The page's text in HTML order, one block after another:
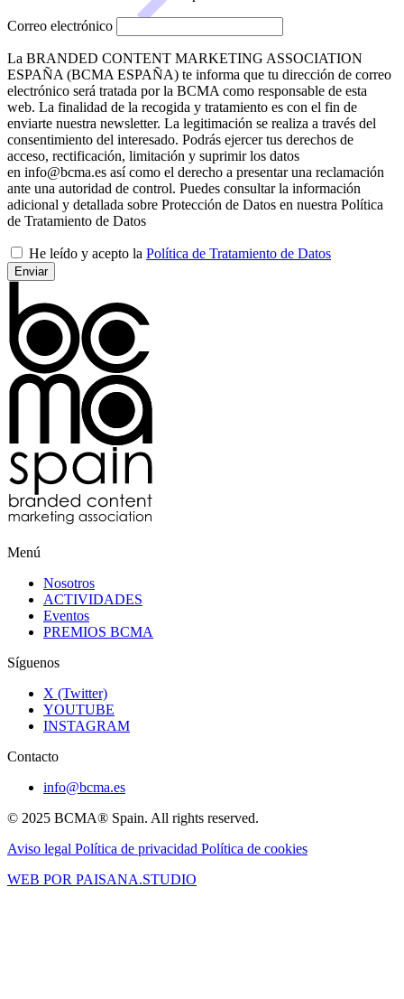
Correo electrónico
La BRANDED CONTENT MARKETING ASSOCIATION
ESPAÑA (BCMA ESPAÑA) te informa que tu dirección de correo
electrónico será tratada por la BCMA como responsable de esta
web. La finalidad de la recogida y tratamiento es con el fin de
enviarte nuestra newsletter. La legitimación se realiza a través del
consentimiento del interesado. Podrás ejercer tus derechos de
acceso, rectificación, limitación y suprimir los datos
en info@bcma.es así como el derecho a presentar una reclamación
ante una autoridad de control. Puedes consultar la información
adicional y detallada sobre Protección de Datos en nuestra Política
de Tratamiento de Datos
He leído y acepto la Política de Tratamiento de Datos
Menú
Nosotros
ACTIVIDADES
Eventos
PREMIOS BCMA
Síguenos
X (Twitter)
YOUTUBE
INSTAGRAM
Contacto
info@bcma.es
© 2025 BCMA® Spain. All rights reserved.
Aviso legal Política de privacidad Política de cookies
WEB POR PAISANA.STUDIO